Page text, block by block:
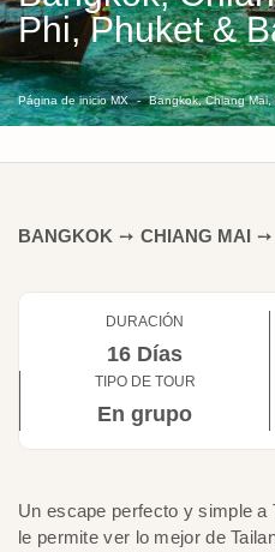
Phi, Phuket &
Página de inicio MX Bangkok, Chiang
BANGKOK ➙ CHIANG MAI ➙
DURACIÓN
16 Días
TIPO DE TOUR
En grupo
Un escape perfecto y simple a
le permite ver lo mejor de